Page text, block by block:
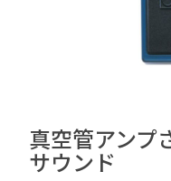
真空管アンプ
サウンド